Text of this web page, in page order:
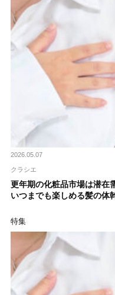
2026.05.07
クラシエ
更年期の化粧品市場は潜
いつまでも楽しめる髪の体
特集